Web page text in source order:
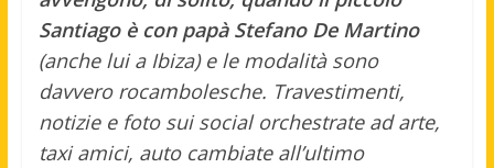
Santiago è con papà Stefano De Martino
(anche lui a Ibiza) e le modalità sono
davvero rocambolesche. Travestimenti,
notizie e foto sui social orchestrate ad arte,
taxi amici, auto cambiate all’ultimo